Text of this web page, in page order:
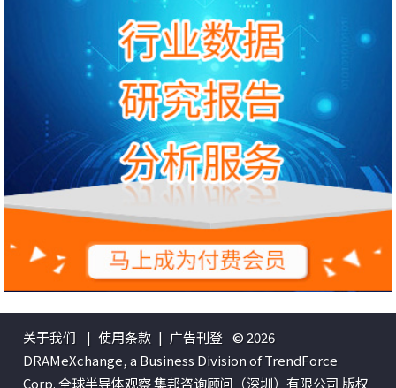
关于我们 | 使用条款 | 广告刊登 © 2026
DRAMeXchange, a Business Division of TrendForce
Corp. 全球半导体观察 集邦咨询顾问（深圳）有限公司 版权